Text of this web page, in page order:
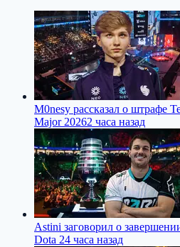
M0nesy рассказал о штрафе
Major 20262 часа назад
Astini заговорил о
Dota 24 часа назад